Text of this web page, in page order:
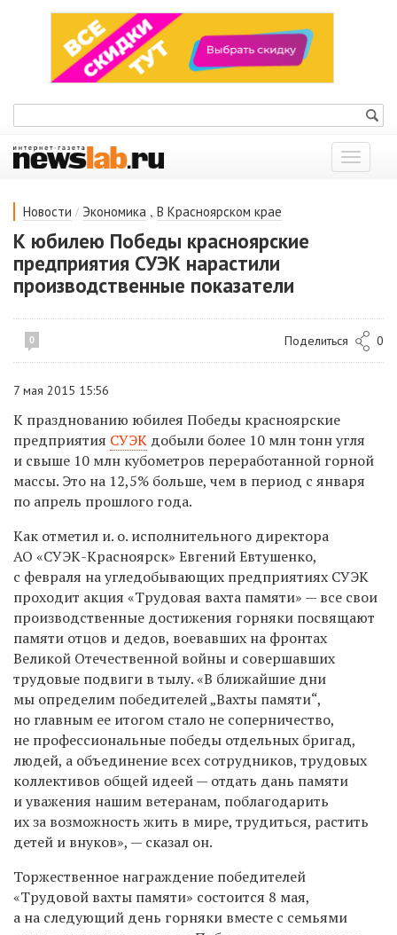
Показать
меню
Новости / Экономика , В Красноярском крае
К юбилею Победы красноярские
предприятия СУЭК нарастили
производственные показатели
0 Поделиться 0
7 мая 2015 15:56
К празднованию юбилея Победы красноярские
предприятия СУЭК добыли более 10 млн тонн угля
и свыше 10 млн кубометров переработанной горной
массы. Это на 12,5% больше, чем в период с января
по апрель прошлого года.
Как отметил и. о. исполнительного директора
АО «СУЭК-Красноярск» Евгений Евтушенко,
с февраля на угледобывающих предприятиях СУЭК
проходит акция «Трудовая вахта памяти» — все свои
производственные достижения горняки посвящают
памяти отцов и дедов, воевавших на фронтах
Великой Отечественной войны и совершавших
трудовые подвиги в тылу. «В ближайшие дни
мы определим победителей „Вахты памяти“,
но главным ее итогом стало не соперничество,
не профессиональные победы отдельных бригад,
людей, а объединение всех сотрудников, трудовых
коллективов общей идеей — отдать дань памяти
и уважения нашим ветеранам, поблагодарить
их за возможность жить в мире, трудиться, растить
детей и внуков», — сказал он.
Торжественное награждение победителей
«Трудовой вахты памяти» состоится 8 мая,
а на следующий день горняки вместе с семьями